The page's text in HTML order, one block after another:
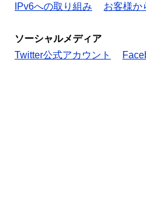
IPv6への取り組み
お客様か
ソーシャルメディア
Twitter公式アカウント